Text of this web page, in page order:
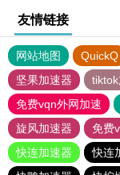
友情链接
网站地图 QuickQ
坚果加速器
免费vqn外网加速
旋风加速器
免费
快连加速器
快连